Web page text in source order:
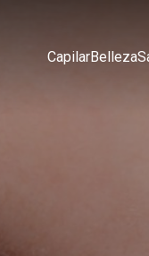
CapilarBelleza